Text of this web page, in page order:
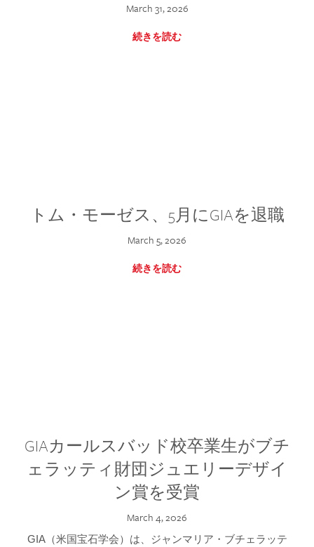
March 31, 2026
続きを読む
トム・モーゼス、5月にGIAを退職
March 5, 2026
続きを読む
GIAカールスバッド校卒業生がブチ
ェラッティ財団ジュエリーデザイ
ン賞を受賞
March 4, 2026
GIA（米国宝石学会）は、ジャンマリア・ブチェラッテ